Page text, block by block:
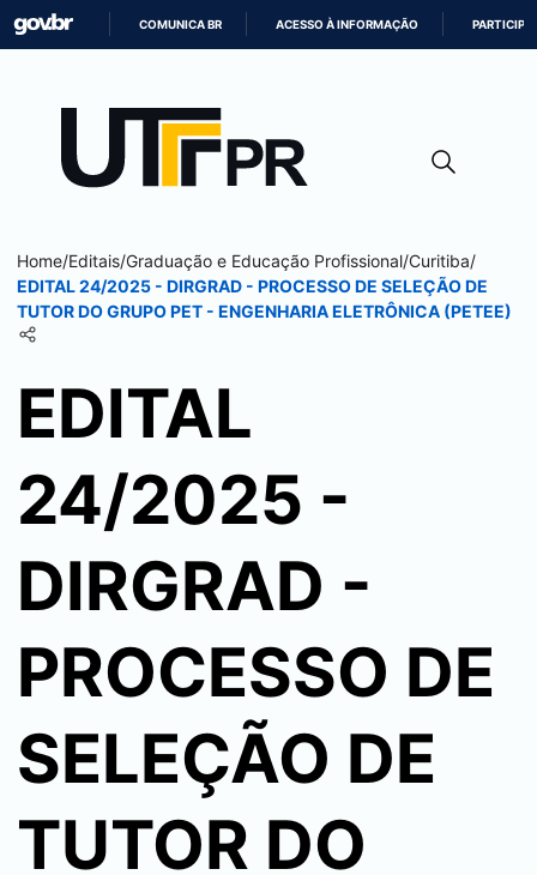
CONTEÚDO
COMUNICA BR ACESSO À INFORMAÇÃO PARTICIPE
Home/Editais/Graduação e Educação Profissional/Curitiba/
EDITAL 24/2025 - DIRGRAD - PROCESSO DE SELEÇÃO DE
TUTOR DO GRUPO PET - ENGENHARIA ELETRÔNICA (PETEE)
EDITAL
24/2025 -
DIRGRAD -
PROCESSO DE
SELEÇÃO DE
TUTOR DO